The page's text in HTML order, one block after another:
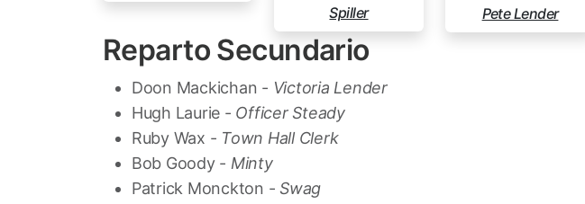
Spiller Pete Lender
Reparto Secundario
Doon Mackichan - Victoria Lender
Hugh Laurie - Officer Steady
Ruby Wax - Town Hall Clerk
Bob Goody - Minty
Patrick Monckton - Swag